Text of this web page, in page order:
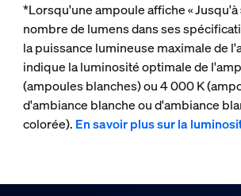
*Lorsqu'une ampoule affiche « Jusqu'à
nombre de lumens dans ses
la puissance lumineuse maximale de
indique la luminosité optimale de
(ampoules blanches) ou 4 000 K
d'ambiance blanche ou d'ambiance
colorée). En savoir plus sur la